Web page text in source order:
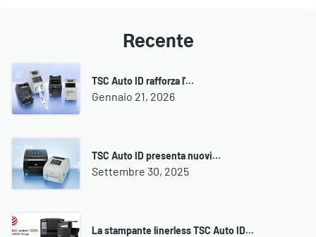
Recente
TSC Auto ID rafforza l'…
Gennaio 21, 2026
TSC Auto ID presenta nuovi…
Settembre 30, 2025
La stampante linerless TSC Auto ID…